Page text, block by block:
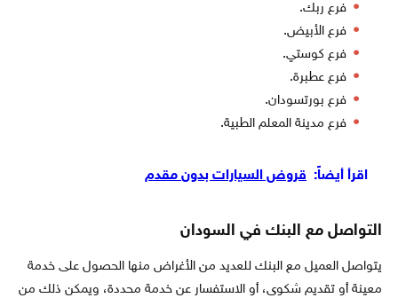
فرع ربك.
فرع الأبيض.
فرع كوستي.
فرع عطبرة.
فرع بورتسودان.
فرع مدينة المعلم الطبية.
اقرأ أيضاً: قروض السيارات بدون مقدم
التواصل مع البنك في السودان
يتواصل العميل مع البنك للعديد من الأغراض منها الحصول على خدمة
معينة أو تقديم شكوى، أو الاستفسار عن خدمة محددة، ويمكن ذلك من